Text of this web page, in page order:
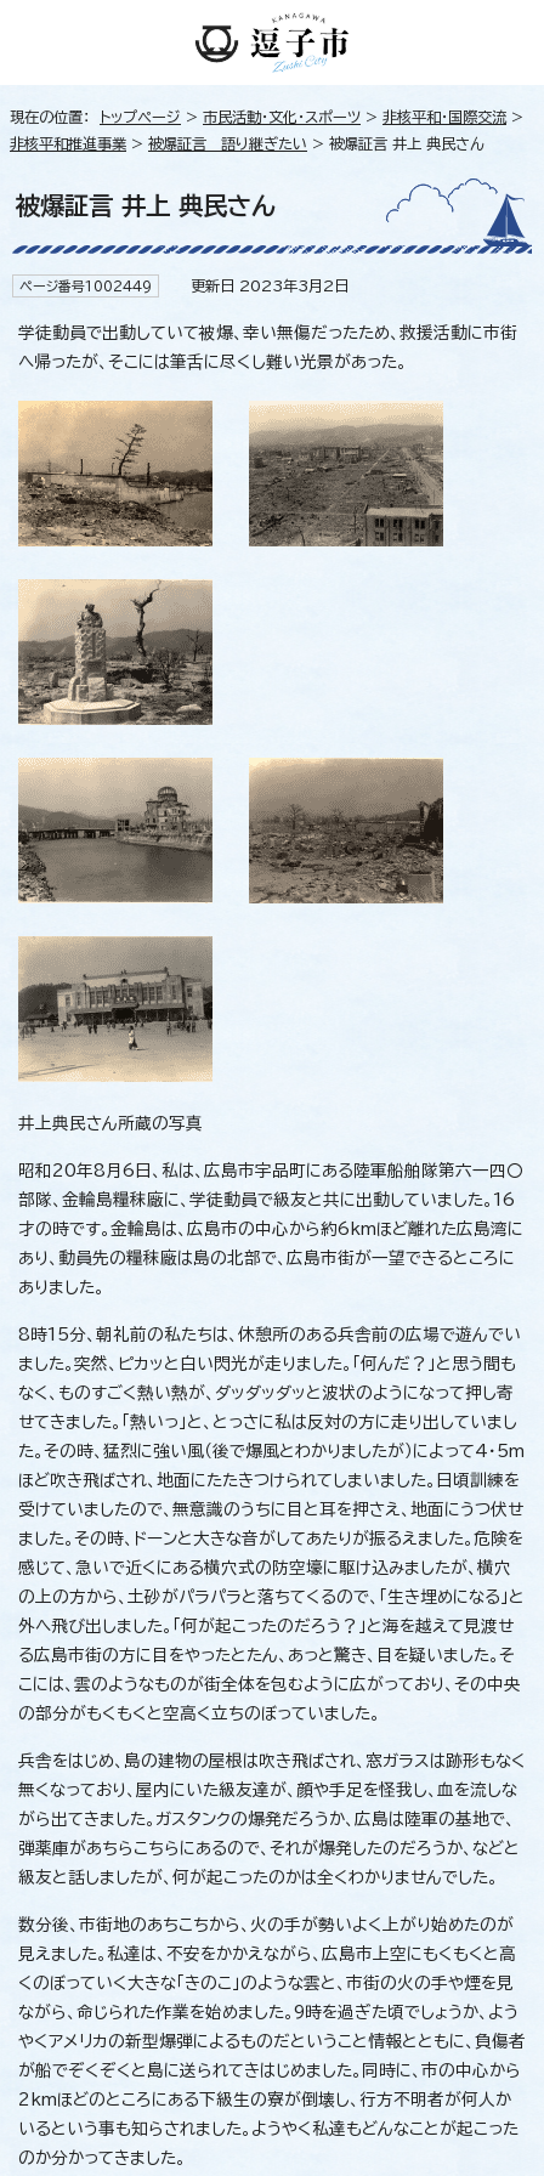
現在の位置： トップページ > 市民活動・文化・スポーツ > 非核平和・国際交流 >
非核平和推進事業 > 被爆証言 語り継ぎたい > 被爆証言 井上 典民さん
被爆証言 井上 典民さん
ページ番号1002449 更新日 2023年3月2日
学徒動員で出動していて被爆、幸い無傷だったため、救援活動に市街
へ帰ったが、そこには筆舌に尽くし難い光景があった。
井上典民さん所蔵の写真
昭和20年8月6日、私は、広島市宇品町にある陸軍船舶隊第六一四〇
部隊、金輪島糧秣廠に、学徒動員で級友と共に出動していました。16
才の時です。金輪島は、広島市の中心から約6kmほど離れた広島湾に
あり、動員先の糧秣廠は島の北部で、広島市街が一望できるところに
ありました。
8時15分、朝礼前の私たちは、休憩所のある兵舎前の広場で遊んでい
ました。突然、ピカッと白い閃光が走りました。「何んだ？」と思う間も
なく、ものすごく熱い熱が、ダッダッダッと波状のようになって押し寄
せてきました。「熱いっ」と、とっさに私は反対の方に走り出していまし
た。その時、猛烈に強い風（後で爆風とわかりましたが）によって4・5m
ほど吹き飛ばされ、地面にたたきつけられてしまいました。日頃訓練を
受けていましたので、無意識のうちに目と耳を押さえ、地面にうつ伏せ
ました。その時、ドーンと大きな音がしてあたりが振るえました。危険を
感じて、急いで近くにある横穴式の防空壕に駆け込みましたが、横穴
の上の方から、土砂がパラパラと落ちてくるので、「生き埋めになる」と
外へ飛び出しました。「何が起こったのだろう？」と海を越えて見渡せ
る広島市街の方に目をやったとたん、あっと驚き、目を疑いました。そ
こには、雲のようなものが街全体を包むように広がっており、その中央
の部分がもくもくと空高く立ちのぼっていました。
兵舎をはじめ、島の建物の屋根は吹き飛ばされ、窓ガラスは跡形もなく
無くなっており、屋内にいた級友達が、顔や手足を怪我し、血を流しな
がら出てきました。ガスタンクの爆発だろうか、広島は陸軍の基地で、
弾薬庫があちらこちらにあるので、それが爆発したのだろうか、などと
級友と話しましたが、何が起こったのかは全くわかりませんでした。
数分後、市街地のあちこちから、火の手が勢いよく上がり始めたのが
見えました。私達は、不安をかかえながら、広島市上空にもくもくと高
くのぼっていく大きな「きのこ」のような雲と、市街の火の手や煙を見
ながら、命じられた作業を始めました。9時を過ぎた頃でしょうか、よう
やくアメリカの新型爆弾によるものだということ情報とともに、負傷者
が船でぞくぞくと島に送られてきはじめました。同時に、市の中心から
2kmほどのところにある下級生の寮が倒壊し、行方不明者が何人か
いるという事も知らされました。ようやく私達もどんなことが起こった
のか分かってきました。